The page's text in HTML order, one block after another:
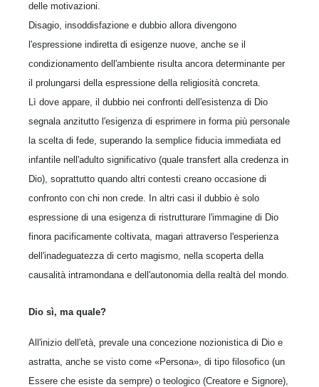
delle motivazioni.
Disagio, insoddisfazione e dubbio allora divengono
l'espressione indiretta di esigenze nuove, anche se il
condizionamento dell'ambiente risulta ancora determinante per
il prolungarsi della espressione della religiosità concreta.
Lì dove appare, il dubbio nei confronti dell'esistenza di Dio
segnala anzitutto l'esigenza di esprimere in forma più personale
la scelta di fede, superando la semplice fiducia immediata ed
infantile nell'adulto significativo (quale transfert alla credenza in
Dio), soprattutto quando altri contesti creano occasione di
confronto con chi non crede. In altri casi il dubbio è solo
espressione di una esigenza di ristrutturare l'immagine di Dio
finora pacificamente coltivata, magari attraverso l'esperienza
dell'inadeguatezza di certo magismo, nella scoperta della
causalità intramondana e dell'autonomia della realtà del mondo.
Dio sì, ma quale?
All'inizio dell'età, prevale una concezione nozionistica di Dio e
astratta, anche se visto come «Persona», di tipo filosofico (un
Essere che esiste da sempre) o teologico (Creatore e Signore),